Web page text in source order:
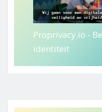
Proprivacy.io -
identiteit